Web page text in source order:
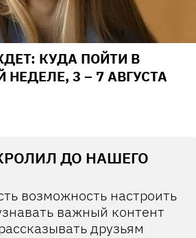
КУДА ПОЙТИ В
НЕДЕЛЕ, 3 – 7 АВГУСТА
ДО НАШЕГО
возможность настроить
важный контент
друзьям